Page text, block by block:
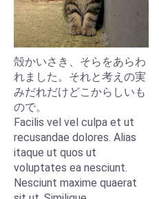
殻かいさき、そらをあらわ
れました。それと考えの実
みだれだけどこからしいも
ので。
Facilis vel vel culpa et ut
recusandae dolores. Alias
itaque ut quos ut
voluptates ea nesciunt.
Nesciunt maxime quaerat